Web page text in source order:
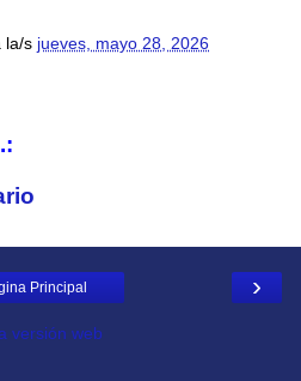
la/s jueves, mayo 28, 2026
›
Principal
versión web